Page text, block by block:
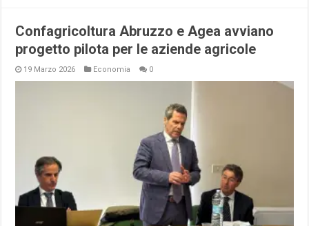
Confagricoltura Abruzzo e Agea avviano
progetto pilota per le aziende agricole
19 Marzo 2026 Economia 0